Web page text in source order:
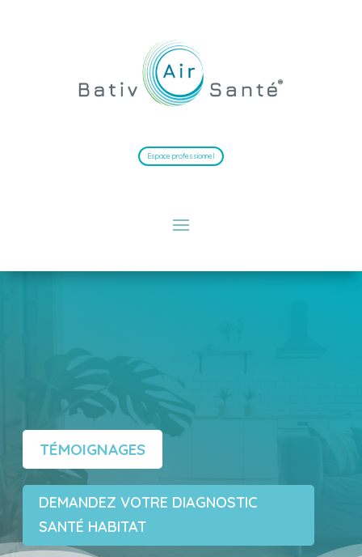
Espace professionnel
sol naturel !
TÉMOIGNAGES
DEMANDEZ VOTRE DIAGNOSTIC
SANTÉ HABITAT